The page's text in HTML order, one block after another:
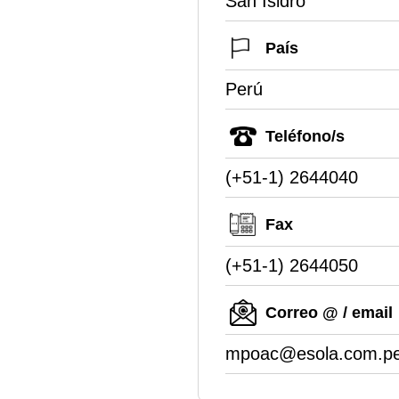
País
Perú
Teléfono/s
(+51-1) 2644040
Fax
(+51-1) 2644050
Correo @ / email